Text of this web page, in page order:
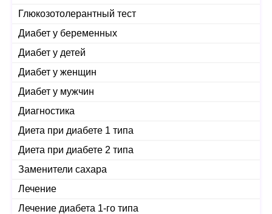
Глюкозотолерантный тест
Диабет у беременных
Диабет у детей
Диабет у женщин
Диабет у мужчин
Диагностика
Диета при диабете 1 типа
Диета при диабете 2 типа
Заменители сахара
Лечение
Лечение диабета 1-го типа